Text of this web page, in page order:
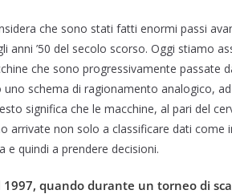
che sono stati fatti enormi passi
anni ’50 del secolo scorso. Oggi stiamo
che sono progressivamente passate
schema di ragionamento analogico,
significa che le macchine, al pari del
arrivate non solo a classificare dati come
e quindi a prendere decisioni.
quando durante un torneo di